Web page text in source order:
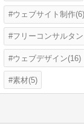
ウェブサイト制作(6)
フリーコンサルタ
ウェブデザイン(16)
素材(5)